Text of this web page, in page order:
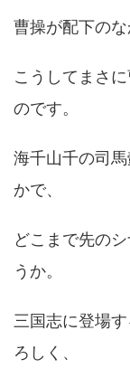
曹操が配下のな
こうしてまさ
のです。
海千山千の司
かで、
どこまで先の
うか。
三国志に登場
ろしく、